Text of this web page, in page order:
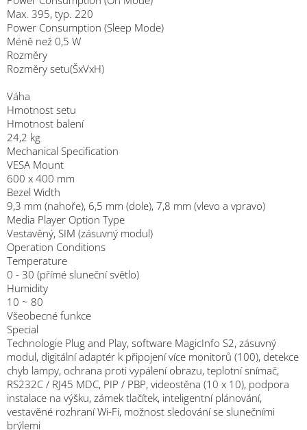
Max. 395, typ. 220
Power Consumption (Sleep Mode)
Méně než 0,5 W
Rozměry
Rozměry setu(ŠxVxH)
Váha
Hmotnost setu
Hmotnost balení
24,2 kg
Mechanical Specification
VESA Mount
600 x 400 mm
Bezel Width
9,3 mm (nahoře), 6,5 mm (dole), 7,8 mm (vlevo a vpravo)
Media Player Option Type
Vestavěný, SIM (zásuvný modul)
Operation Conditions
Temperature
0 - 30 (přímé sluneční světlo)
Humidity
10 ~ 80
Všeobecné funkce
Special
Technologie Plug and Play, software MagicInfo S2, zásuvný
modul, digitální adaptér k připojení více monitorů (100), detekce
chyb lampy, ochrana proti vypálení obrazu, teplotní snímač,
RS232C / RJ45 MDC, PIP / PBP, videostěna (10 x 10), podpora
instalace na výšku, zámek tlačítek, inteligentní plánování,
vestavěné rozhraní Wi-Fi, možnost sledování se slunečními
brýlemi